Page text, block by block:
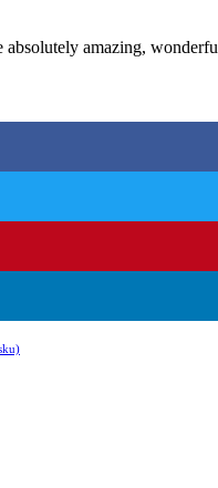
absolutely amazing,